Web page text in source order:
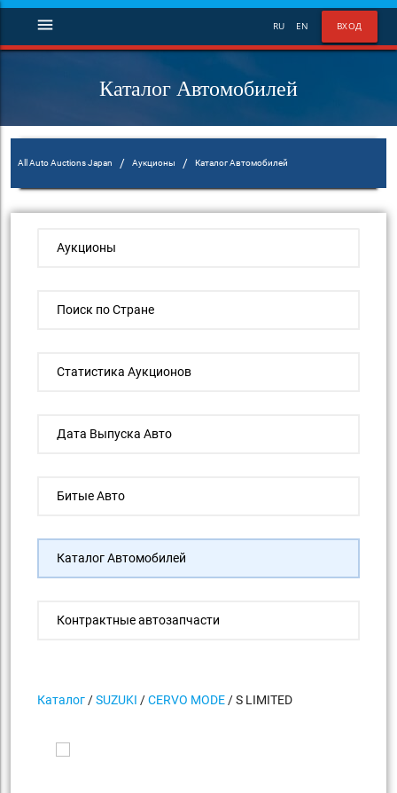
ВХОД
RU EN
menu
Каталог Автомобилей
All Auto Auctions Japan / Аукционы / Каталог Автомобилей
Аукционы
Поиск по Стране
Статистика Аукционов
Дата Выпуска Авто
Битые Авто
Каталог Автомобилей
Контрактные автозапчасти
Каталог /SUZUKI /CERVO MODE / S LIMITED